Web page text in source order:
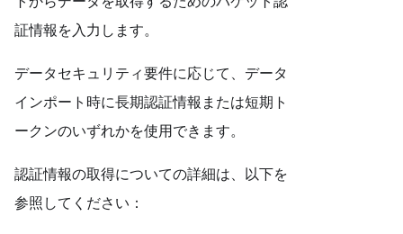
証情報を入力します。
データセキュリティ要件に応じて、データ
インポート時に長期認証情報または短期ト
ークンのいずれかを使用できます。
認証情報の取得についての詳細は、以下を
参照してください：